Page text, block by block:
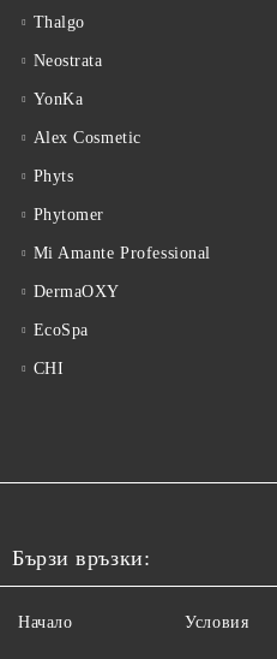
Thalgo
Neostrata
YonKa
Alex Cosmetic
Phyts
Phytomer
Mi Amante Professional
DermaOXY
EcoSpa
CHI
Бързи връзки:
Начало Условия